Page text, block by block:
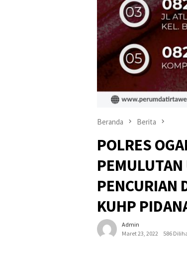
Beranda Berita
POLRES
PENCURIAN
KUHP
Admin
Maret 23, 2022
586